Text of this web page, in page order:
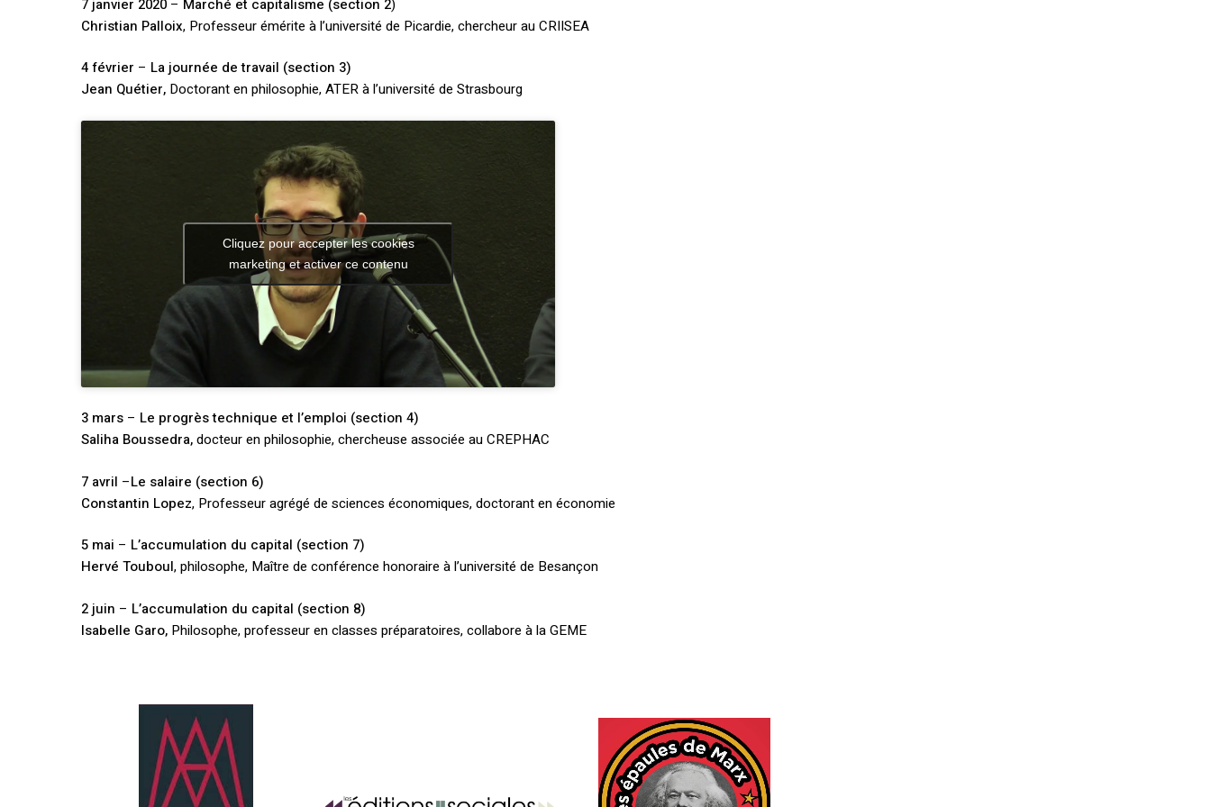
7 janvier 2020 – Marché et capitalisme (section 2)
Christian Palloix, Professeur émérite à l’université de Picardie, chercheur au CRIISEA
4 février – La journée de travail (section 3)
Jean Quétier, Doctorant en philosophie, ATER à l’université de Strasbourg
Cliquez pour accepter les cookies
marketing et activer ce contenu
3 mars – Le progrès technique et l’emploi (section 4)
Saliha Boussedra,docteur en philosophie, chercheuse associée au CREPHAC
7 avril –Le salaire (section 6)
Constantin Lopez, Professeur agrégé de sciences économiques, doctorant en économie
5 mai – L’accumulation du capital (section 7)
Hervé Touboul, philosophe, Maître de conférence honoraire à l’université de Besançon
2 juin – L’accumulation du capital (section 8)
Isabelle Garo, Philosophe, professeur en classes préparatoires, collabore à la GEME